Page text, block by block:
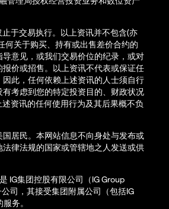
止于交易执行。以上资讯并不包含(亦
何关于购买、持有或出售差价合约的
意见，或我们交易价位的纪录，或对
价或招售。以上资讯不代表或保证任
此，任何依赖上述资讯的人士须自行
考虑到您的特定投资目的、财政状况
资讯的任何使用行为及其后果概不负
居民。本网站信息不向身处与发布或
律法规的国家或管辖地之人发送或供
IG集团控股有限公司（IG Group
司，其接受集团附属公司（包括IG
务。